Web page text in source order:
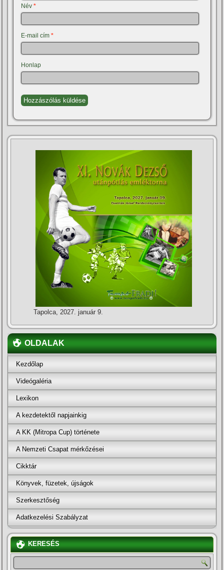
Név*
E-mail cím*
Honlap
Tapolca, 2027. január 9.
OLDALAK
Kezdőlap
Videógaléria
Lexikon
A kezdetektől napjainkig
A KK (Mitropa Cup) története
A Nemzeti Csapat mérkőzései
Cikktár
Könyvek, füzetek, újságok
Szerkesztőség
Adatkezelési Szabályzat
KERESÉS